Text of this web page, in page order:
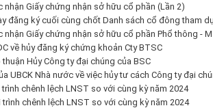
nhận Giấy chứng nhận sở hữu cổ phần (Lần 2)
đăng ký cuối cùng chốt Danh sách cổ đông tham
nhận Giấy chứng nhận sở hữu cổ phần Phổ thông -
về hủy đăng ký chứng khoản Cty BTSC
Hủy Công ty đại chúng của BSC
UBCK Nhà nước về việc hủy tư cách Công ty đại
trình chênh lệch LNST so với cùng kỳ năm 2024
trình chênh lệch LNST so với cùng kỳ năm 2024